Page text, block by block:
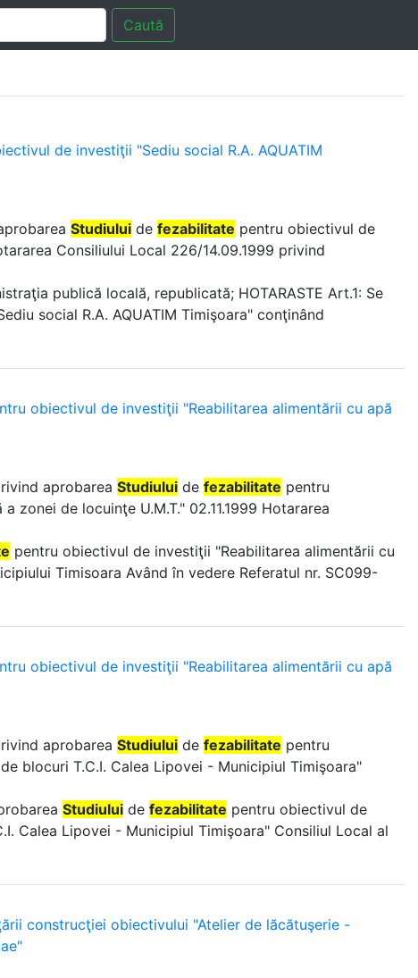
Caută
de investiţii "Sediu social R.A. AQUATIM
Studiului de fezabilitate pentru obiectivul de
Consiliului Local 226/14.09.1999 privind
publică locală, republicată; HOTARASTE Art.1: Se
social R.A. AQUATIM Timişoara" conţinând
obiectivul de investiţii "Reabilitarea alimentării cu apă
aprobarea Studiului de fezabilitate pentru
de locuinţe U.M.T." 02.11.1999 Hotararea
pentru obiectivul de investiţii "Reabilitarea alimentării cu
Timisoara Având în vedere Referatul nr. SC099-
obiectivul de investiţii "Reabilitarea alimentării cu apă
aprobarea Studiului de fezabilitate pentru
blocuri T.C.I. Calea Lipovei - Municipiul Timişoara"
Studiului de fezabilitate pentru obiectivul de
Calea Lipovei - Municipiul Timişoara" Consiliul Local al
construcţiei obiectivului "Atelier de lăcătuşerie -